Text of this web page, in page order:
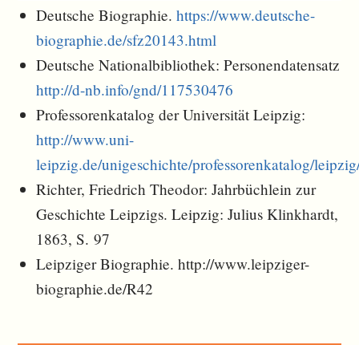
Deutsche Biographie.https://www.deutsche-
biographie.de/sfz20143.html
Deutsche Nationalbibliothek: Personendatensatz
http://d-nb.info/gnd/117530476
Professorenkatalog der Universität Leipzig:
http://www.uni-
leipzig.de/unigeschichte/professorenkatalog/
Richter, Friedrich Theodor: Jahrbüchlein zur
Geschichte Leipzigs. Leipzig: Julius Klinkhardt,
1863, S. 97
Leipziger Biographie. http://www.leipziger-
biographie.de/R42